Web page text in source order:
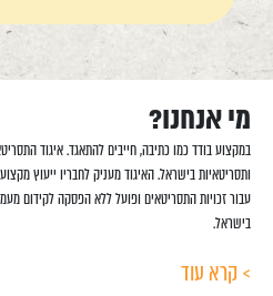
מי אנחנו?
ותסריטאיות בישראל. האיגוד מעניק לחבריו ייעוץ
עבור זכויות התסריטאים ופועל ללא הפסקה לקידום
בישראל.
> קרא עוד